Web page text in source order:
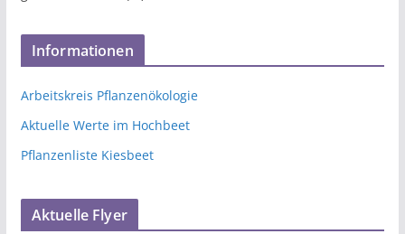
Informationen
Arbeitskreis Pflanzenökologie
Aktuelle Werte im Hochbeet
Pflanzenliste Kiesbeet
Aktuelle Flyer